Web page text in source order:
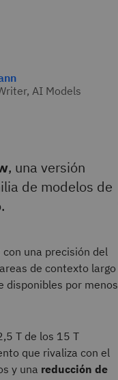
AI Models
, una versión
de modelos de
una precisión del
de contexto largo
disponibles por menos
T de los 15 T
que rivaliza con el
y una reducción de